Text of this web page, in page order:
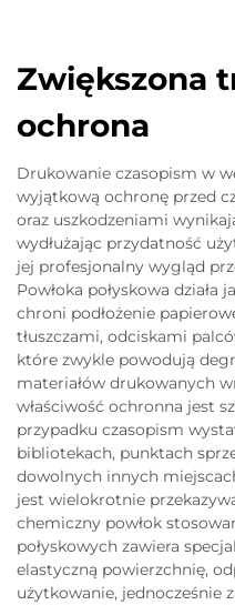
Zwiększona
ochrona
Drukowanie czasopism w
wyjątkową ochronę przed
oraz uszkodzeniami
wydłużając przydatność
jej profesjonalny wygląd
Powłoka połyskowa działa
chroni podłożenie
tłuszczami, odciskami
które zwykle powodują
materiałów drukowanych
właściwość ochronna jest
przypadku czasopism
bibliotekach, punktach
dowolnych innych
jest wielokrotnie
chemiczny powłok
połyskowych zawiera
elastyczną powierzchnię,
użytkowanie, jednocześnie